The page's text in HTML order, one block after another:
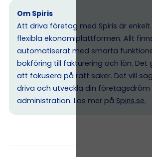
Om Spiris
Att driva företag med Spiris är
flexibla ekonomiplattformen. Allt
automatiserat med smarta
bokföring till fakturering och lön. Det
att fokusera på rätt saker. Det vill
driva och utveckla din företagsdröm
administration. Läs mer på Spiris.se.